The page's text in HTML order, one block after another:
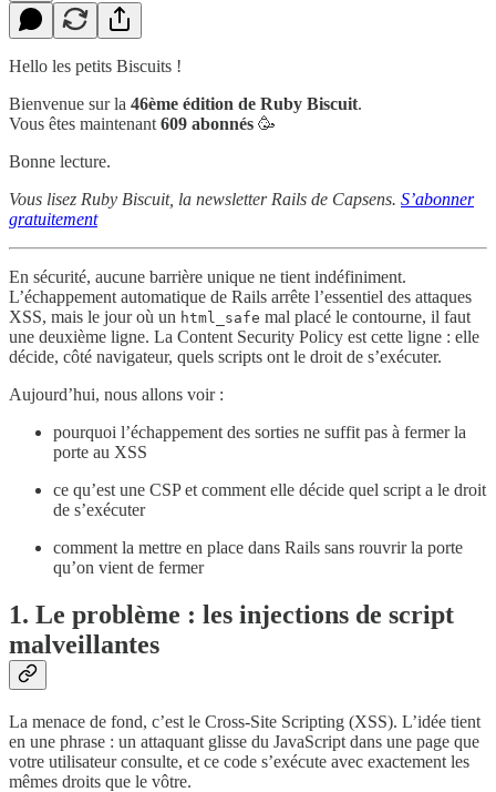
Hello les petits Biscuits !
Bienvenue sur la 46ème édition de Ruby Biscuit.
Vous êtes maintenant 609 abonnés 🥳
Bonne lecture.
Vous lisez Ruby Biscuit, la newsletter Rails de Capsens. S’abonner
gratuitement
En sécurité, aucune barrière unique ne tient indéfiniment.
L’échappement automatique de Rails arrête l’essentiel des attaques
XSS, mais le jour où un html_safe mal placé le contourne, il faut
une deuxième ligne. La Content Security Policy est cette ligne : elle
décide, côté navigateur, quels scripts ont le droit de s’exécuter.
Aujourd’hui, nous allons voir :
pourquoi l’échappement des sorties ne suffit pas à fermer la
porte au XSS
ce qu’est une CSP et comment elle décide quel script a le droit
de s’exécuter
comment la mettre en place dans Rails sans rouvrir la porte
qu’on vient de fermer
1. Le problème : les injections de script
malveillantes
La menace de fond, c’est le Cross-Site Scripting (XSS). L’idée tient
en une phrase : un attaquant glisse du JavaScript dans une page que
votre utilisateur consulte, et ce code s’exécute avec exactement les
mêmes droits que le vôtre.